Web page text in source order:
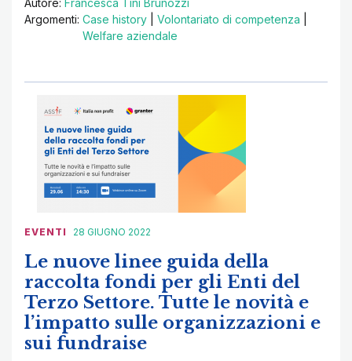
Autore: Francesca Tini Brunozzi
Argomenti: Case history Volontariato di competenza
Welfare aziendale
EVENTI 28 GIUGNO 2022
Le nuove linee guida della
raccolta fondi per gli Enti del
Terzo Settore. Tutte le novità e
l’impatto sulle organizzazioni e
sui fundraise